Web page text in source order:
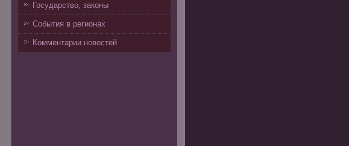
Государство, законы
События в регионах
Комментарии новостей